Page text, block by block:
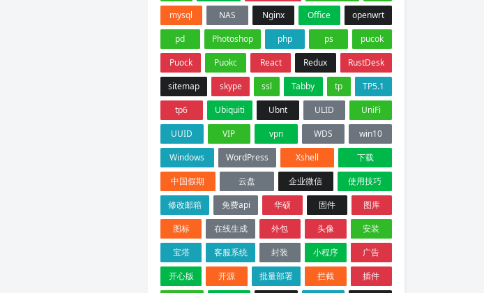
mysql NAS Nginx Office
openwrt
pd
Photoshop php ps
pucok
Puock
Puokc React Redux
RustDesk
sitemap
skype ssl Tabby tp
TP5.1
tp6
Ubiquiti Ubnt ULID
UniFi
UUID
VIP vpn WDS
win10
Windows
WordPress Xshell
下载
中国假期
云盘 企业微信
使用技巧
修改邮箱
免费api 华硕 固件
图库
图标
在线生成 外包 头像
安装
宝塔
客服系统 封装 小程序
广告
开心版
开源 批量部署 拦截
插件